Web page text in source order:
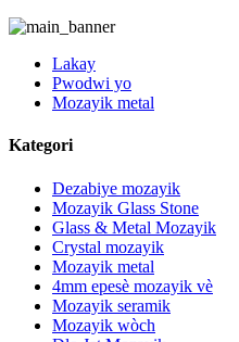
Lakay
Pwodwi yo
Mozayik metal
Kategori
Dezabiye mozayik
Mozayik Glass Stone
Glass & Metal Mozayik
Crystal mozayik
Mozayik metal
4mm epesè mozayik vè
Mozayik seramik
Mozayik wòch